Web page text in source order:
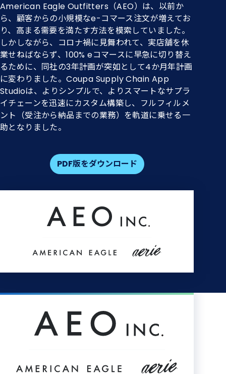
American Eagle Outfitters（AEO）は、以前か
ら、顧客からの小規模なe-コマース注文が増えてお
り、高まる需要を満たす方法を模索していました。
しかしながら、コロナ禍に見舞われて、実店舗を休
業せねばならず、100% eコマースに早急に切り替え
るために、同社の3年計画が突如として4か月年計画
に変わりました。Coupa Supply Chain App
Studioは、よりシンプルで、よりスマートなサプラ
イチェーンを迅速にカスタム構築し、フルフィルメ
ント（受注から納品までの業務）を軌道に乗せる一
助となりました。
PDF版をダウンロード